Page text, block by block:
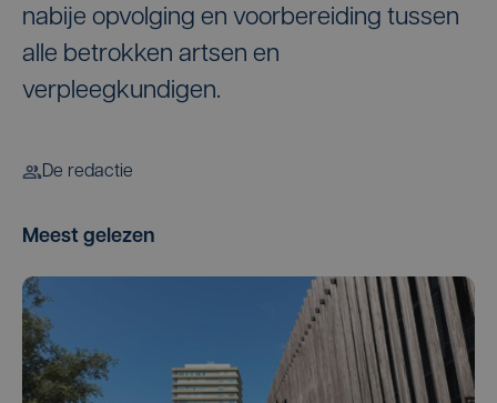
nabije opvolging en voorbereiding tussen
alle betrokken artsen en
verpleegkundigen.
De redactie
Meest gelezen